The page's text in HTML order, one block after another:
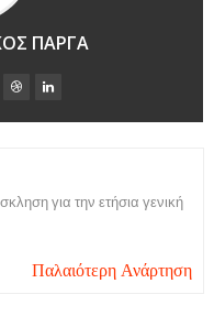
ΠΑΡΓΑ
για την ετήσια γενική
Παλαιότερη Ανάρτηση